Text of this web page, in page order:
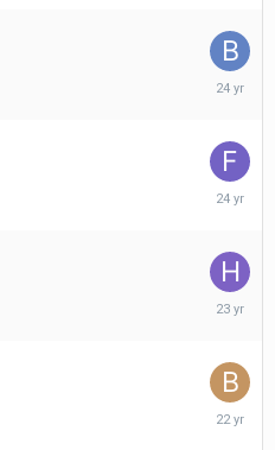
15.
6.
30.
24.